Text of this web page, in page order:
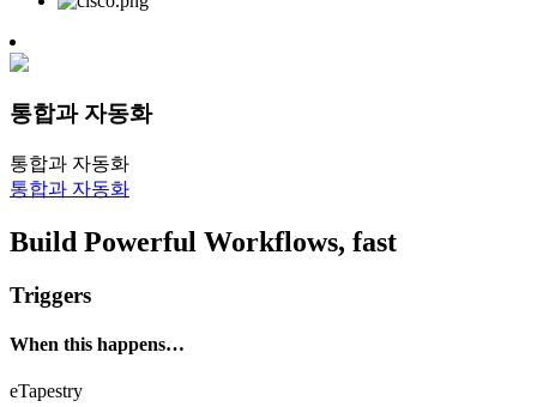
통합과 자동화
통합과 자동화
통합과 자동화
Build Powerful Workflows, fast
Triggers
When this happens…
eTapestry